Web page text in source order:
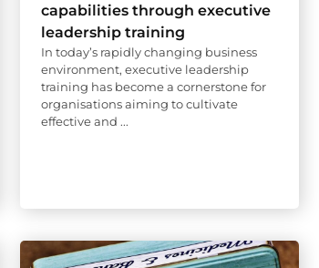
capabilities through executive
leadership training
In today’s rapidly changing business
environment, executive leadership
training has become a cornerstone for
organisations aiming to cultivate
effective and ...